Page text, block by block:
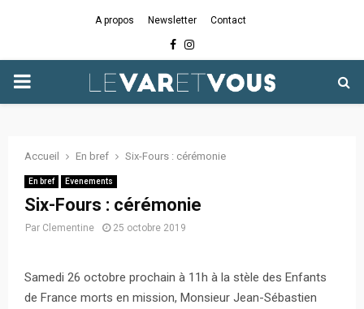
A propos Newsletter Contact
Facebook
Instagram
PRIMARY
Accueil En bref Six-Fours : cérémonie
En bref Evenements
Six-Fours : cérémonie
Par Clementine 25 octobre 2019
Samedi 26 octobre prochain à 11h à la stèle des Enfants
de France morts en mission, Monsieur Jean-Sébastien